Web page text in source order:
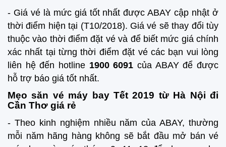
- Giá vé là mức giá tốt nhất được ABAY cập nhật ở
thời điểm hiện tại (T10/2018). Giá vé sẽ thay đổi tùy
thuộc vào thời điểm đặt vé và để biết mức giá chính
xác nhất tại từng thời điểm đặt vé các bạn vui lòng
liên hệ đến hotline 1900 6091 của ABAY để được
hỗ trợ báo giá tốt nhất.
Mẹo săn vé máy bay Tết 2019 từ Hà Nội đi
Cần Thơ giá rẻ
- Theo kinh nghiệm nhiều năm của ABAY, thường
mỗi năm hãng hàng không sẽ bắt đầu mở bán vé